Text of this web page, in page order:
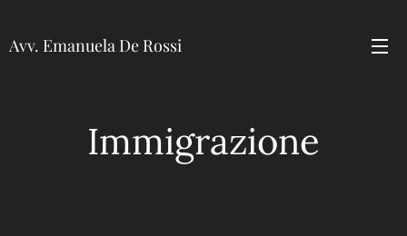
Avv. Emanuela De Rossi
Immigrazione